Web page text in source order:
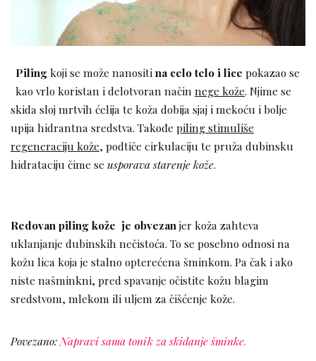
Pilingkoji se može nanositina celo telo i lice pokazao se
kao vrlo koristan i delotvoran način nege kože. Njime se
skida sloj mrtvih ćelija te koža dobija sjaj i mekoću i bolje
upija hidrantna sredstva. Takođe piling stimuliše
regeneraciju kože, podtiče cirkulaciju te pruža dubinsku
hidrataciju čime se usporava starenje kože.
Redovan piling kože je obvezan jer koža zahteva
uklanjanje dubinskih nečistoća. To se posebno odnosi na
kožu lica koja je stalno opterećena šminkom. Pa čak i ako
niste našminkni, pred spavanje očistite kožu blagim
sredstvom, mlekom ili uljem za čišćenje kože.
Povezano: Napravi sama tonik za skidanje šminke.